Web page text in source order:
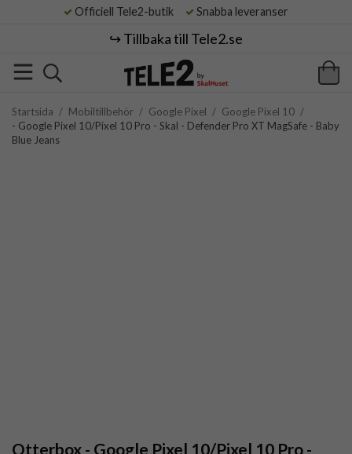
Officiell Tele2-butik Snabba leveranser
↪️ Tillbaka till Tele2.se
Startsida / Mobiltillbehör / Google Pixel / Google Pixel 10 /
- Google Pixel 10/Pixel 10 Pro - Skal - Defender Pro XT MagSafe - Baby
Blue Jeans
Otterbox - Google Pixel 10/Pixel 10 Pro -